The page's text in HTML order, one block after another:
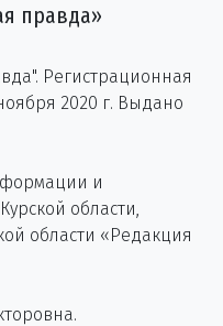
правда»
Регистрационная
2020 г. Выдано
и
области,
области «Редакция